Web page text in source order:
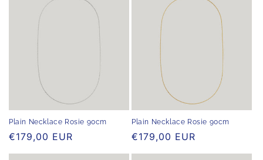
Plain Necklace Rosie 90cm
Normaler
Preis
€179,00 EUR
Plain Necklace Rosie 90cm
Normaler
Preis
€179,00 EUR